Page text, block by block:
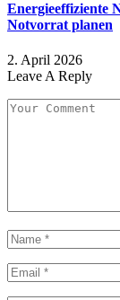
Energieeffiziente
Notvorrat planen
2. April 2026
Leave A Reply